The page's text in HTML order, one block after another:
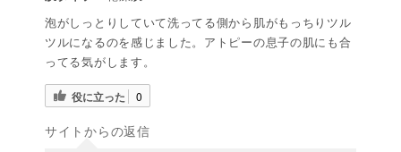
泡がしっとりしていて洗ってる側から肌がもっちりツル
ツルになるのを感じました。アトピーの息子の肌にも合
ってる気がします。
役に立った 0
サイトからの返信